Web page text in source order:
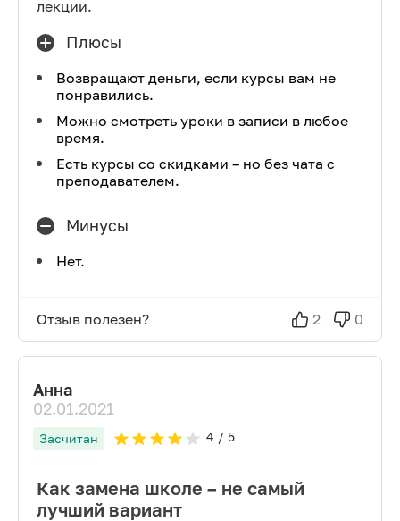
лекции.
Плюсы
Возвращают деньги, если курсы вам не
понравились.
Можно смотреть уроки в записи в любое
время.
Есть курсы со скидками – но без чата с
преподавателем.
Минусы
Нет.
Отзыв полезен? 2 0
Анна
02.01.2021
Засчитан 4 / 5
Как замена школе – не самый
лучший вариант